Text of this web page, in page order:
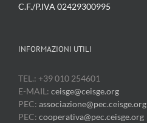
C.F./P.IVA 02429300995
INFORMAZIONI UTILI
TEL.: +39 010 254601
E-MAIL: ceisge@ceisge.org
PEC: associazione@pec.ceisge.org
PEC: cooperativa@pec.ceisge.org